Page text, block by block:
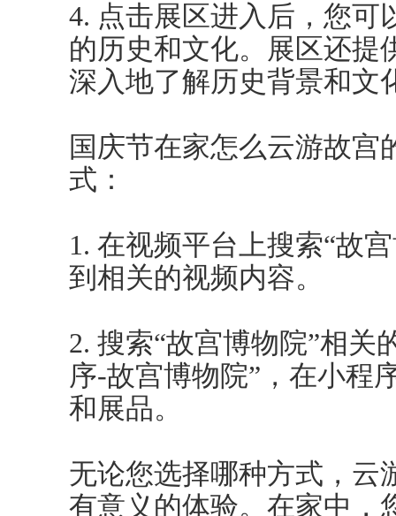
4. 点击展区进入后，您可
的历史和文化。展区还提
深入地了解历史背景和文
国庆节在家怎么云游故宫
式：
1. 在视频平台上搜索“故
到相关的视频内容。
2. 搜索“故宫博物院”相关
序-故宫博物院”，在小程
和展品。
无论您选择哪种方式，云
有意义的体验。在家中，